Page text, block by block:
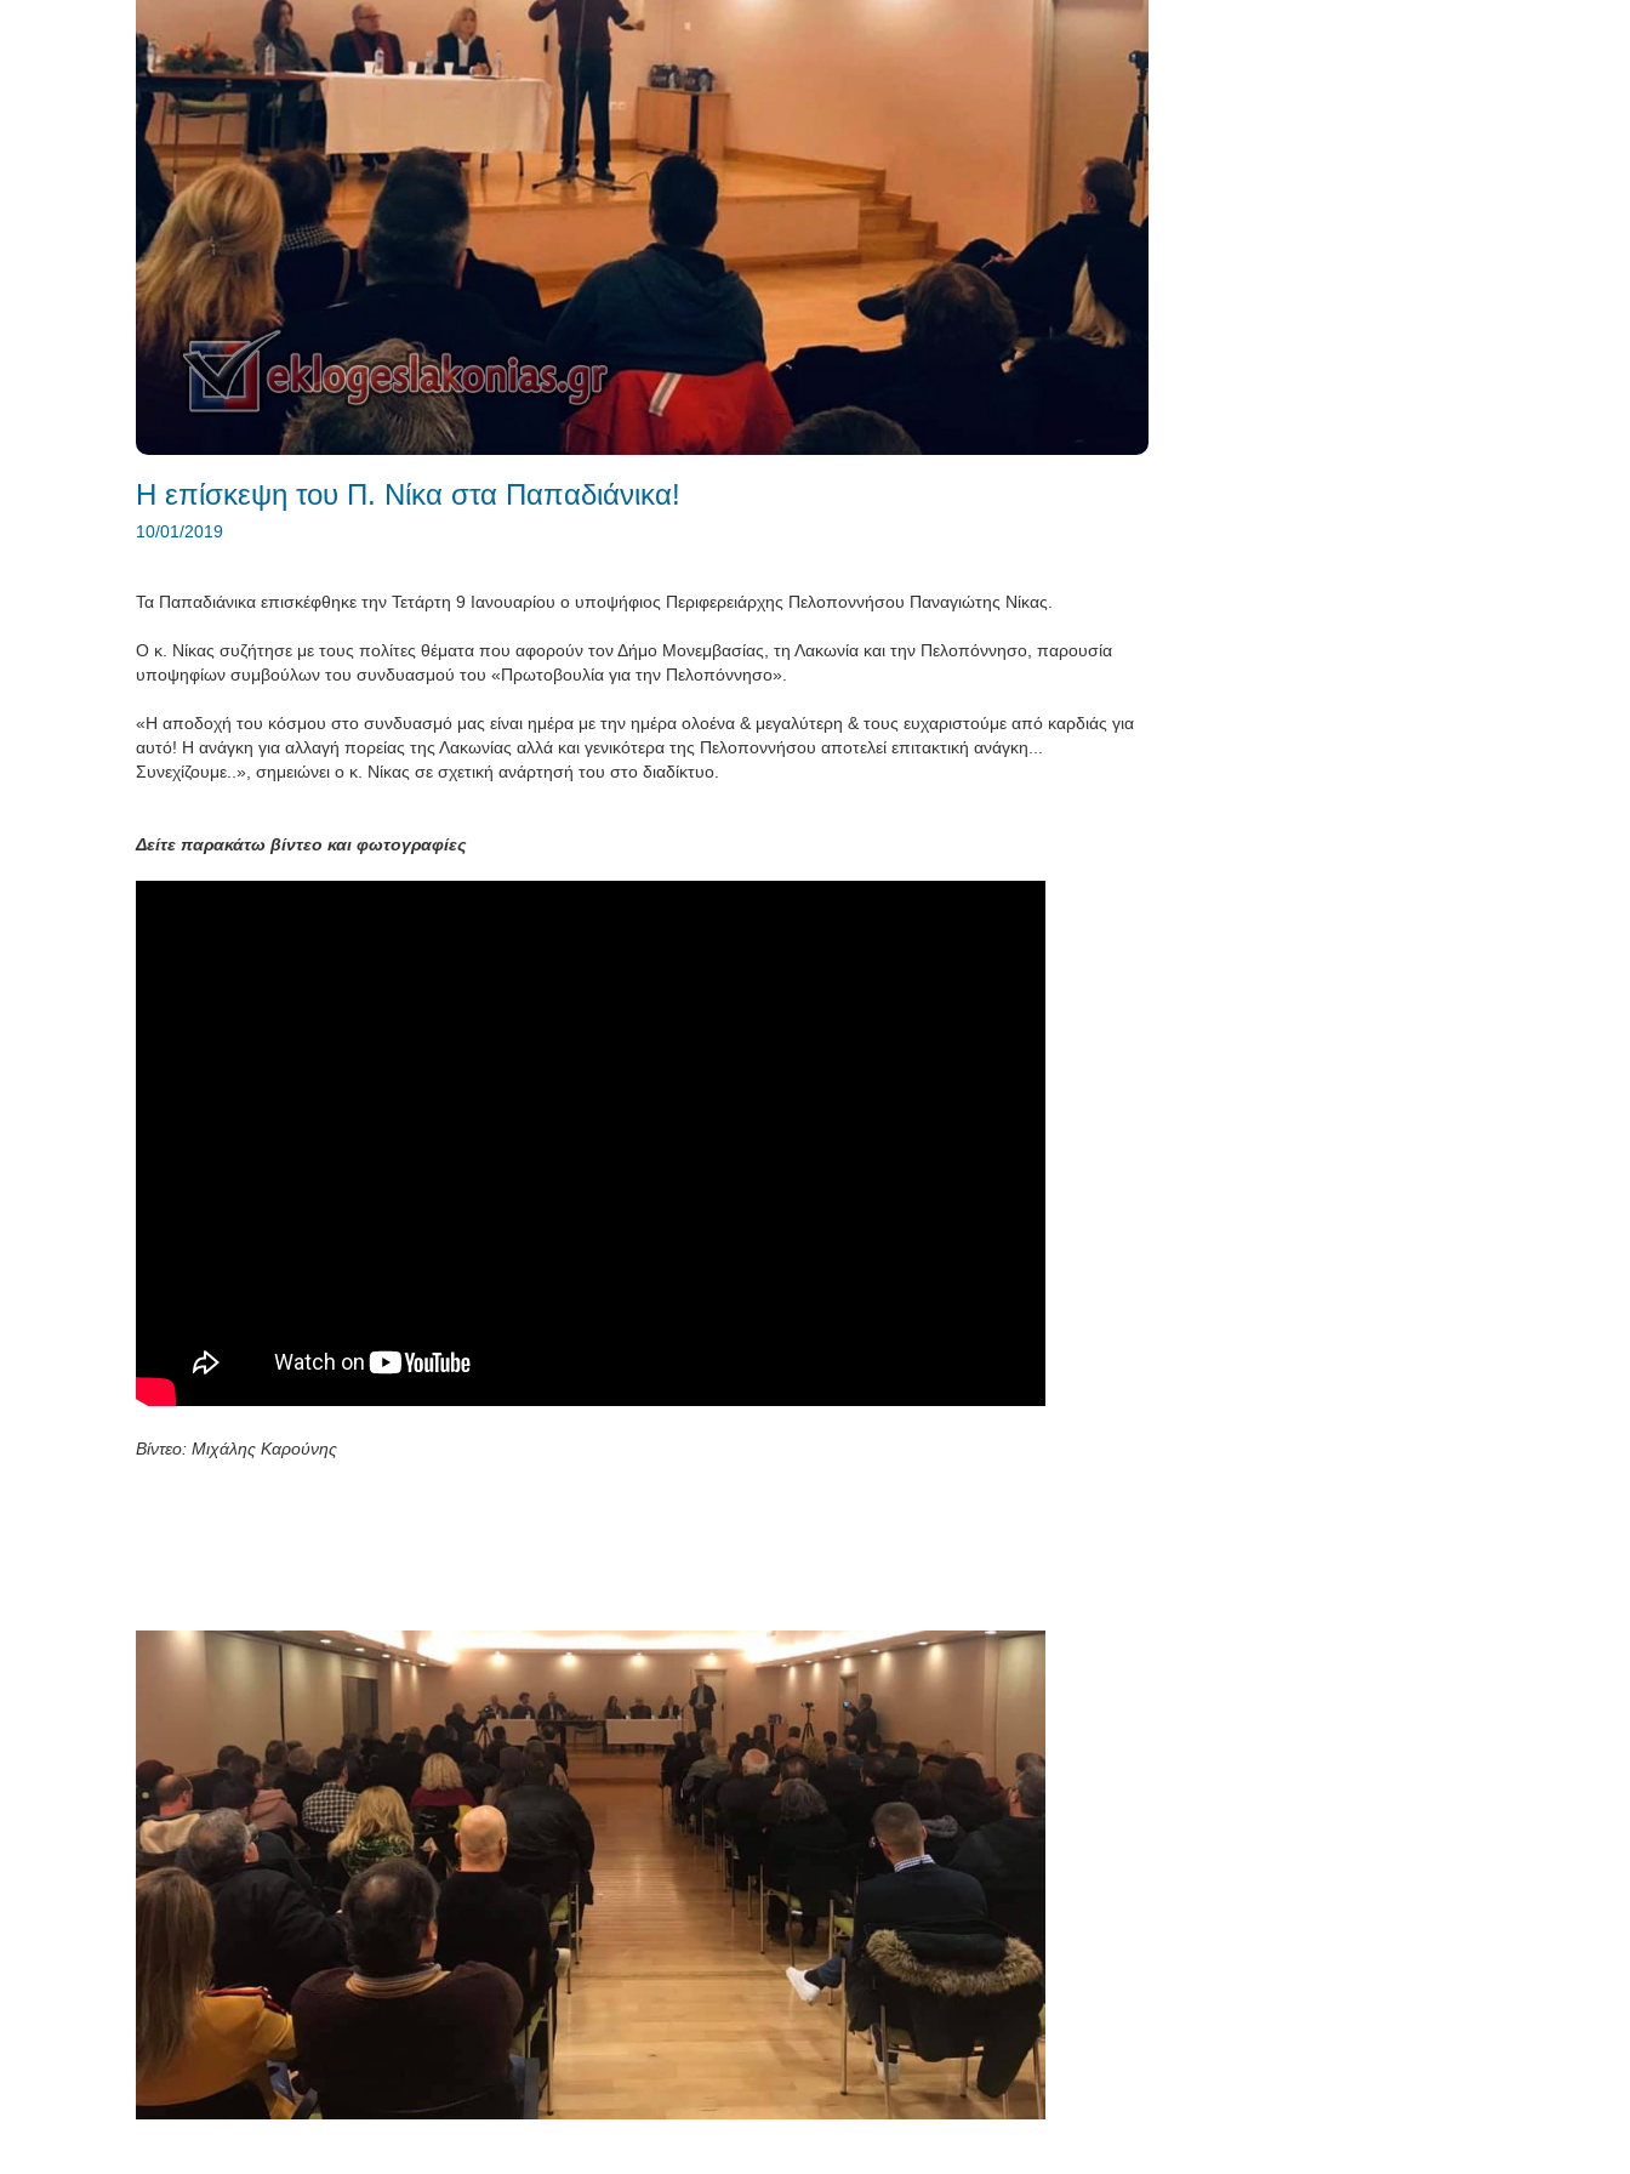
Η επίσκεψη του Π. Νίκα στα Παπαδιάνικα!
10/01/2019
Τα Παπαδιάνικα επισκέφθηκε την Τετάρτη 9 Ιανουαρίου ο υποψήφιος Περιφερειάρχης Πελοποννήσου Παναγιώτης Νίκας.
Ο κ. Νίκας συζήτησε με τους πολίτες θέματα που αφορούν τον Δήμο Μονεμβασίας, τη Λακωνία και την Πελοπόννησο, παρουσία
υποψηφίων συμβούλων του συνδυασμού του «Πρωτοβουλία για την Πελοπόννησο».
«Η αποδοχή του κόσμου στο συνδυασμό μας είναι ημέρα με την ημέρα ολοένα & μεγαλύτερη & τους ευχαριστούμε από καρδιάς για
αυτό! Η ανάγκη για αλλαγή πορείας της Λακωνίας αλλά και γενικότερα της Πελοποννήσου αποτελεί επιτακτική ανάγκη...
Συνεχίζουμε..», σημειώνει ο κ. Νίκας σε σχετική ανάρτησή του στο διαδίκτυο.
Δείτε παρακάτω βίντεο και φωτογραφίες
Βίντεο: Μιχάλης Καρούνης